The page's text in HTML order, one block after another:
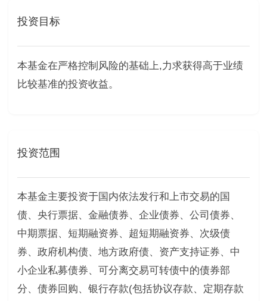
投资目标
本基金在严格控制风险的基础上,力求获得高于业绩
比较基准的投资收益。
投资范围
本基金主要投资于国内依法发行和上市交易的国
债、央行票据、金融债券、企业债券、公司债券、
中期票据、短期融资券、超短期融资券、次级债
券、政府机构债、地方政府债、资产支持证券、中
小企业私募债券、可分离交易可转债中的债券部
分、债券回购、银行存款(包括协议存款、定期存款